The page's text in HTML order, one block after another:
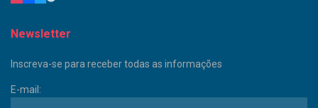
Newsletter
Inscreva-se para receber todas as informações
E-mail: